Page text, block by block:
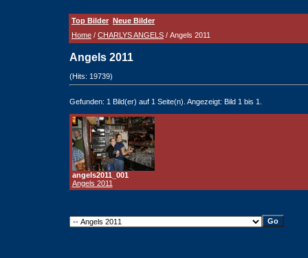
Top Bilder Neue Bilder
Home / CHARLYS ANGELS / Angels 2011
Angels 2011
(Hits: 19739)
Gefunden: 1 Bild(er) auf 1 Seite(n). Angezeigt: Bild 1 bis 1.
angels2011_001
Angels 2011